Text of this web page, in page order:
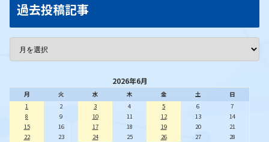
過去投稿記事
2026年6月
月 火 水 木 金 土
日
1
2 3 4 5 6
7
8
9 10 11 12 13
14
15
16 17 18 19 20
21
22
23 24 25 26 27
28